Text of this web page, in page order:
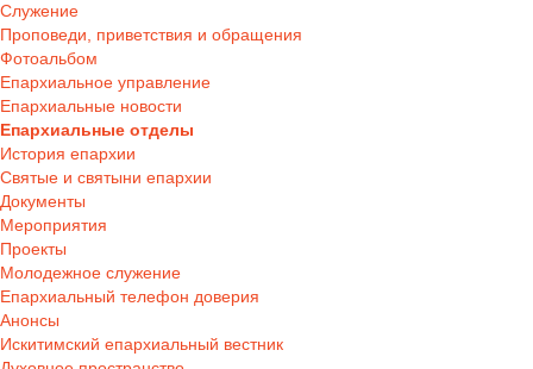
Служение
Проповеди, приветствия и обращения
Фотоальбом
Епархиальное управление
Епархиальные новости
Епархиальные отделы
История епархии
Святые и святыни епархии
Документы
Мероприятия
Проекты
Молодежное служение
Епархиальный телефон доверия
Анонсы
Искитимский епархиальный вестник